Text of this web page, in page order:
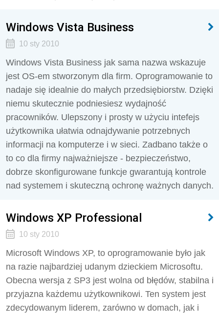
Windows Vista Business
10 sty 2010
Windows Vista Business jak sama nazwa wskazuje
jest OS-em stworzonym dla firm. Oprogramowanie to
nadaje się idealnie do małych przedsiębiorstw. Dzięki
niemu skutecznie podniesiesz wydajność
pracowników. Ulepszony i prosty w użyciu intefejs
użytkownika ułatwia odnajdywanie potrzebnych
informacji na komputerze i w sieci. Zadbano także o
to co dla firmy najważniejsze - bezpieczeństwo,
dobrze skonfigurowane funkcje gwarantują kontrole
nad systemem i skuteczną ochronę ważnych danych.
Windows XP Professional
10 sty 2010
Microsoft Windows XP, to oprogramowanie było jak
na razie najbardziej udanym dzieckiem Microsoftu.
Obecna wersja z SP3 jest wolna od błędów, stabilna i
przyjazna każdemu użytkownikowi. Ten system jest
zdecydowanym liderem, zarówno w domach, jak i